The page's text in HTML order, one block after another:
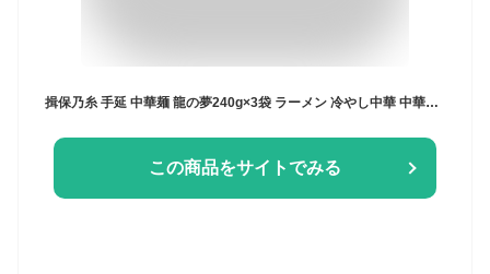
揖保乃糸 手延 中華麺 龍の夢240g×3袋 ラーメン 冷やし中華 中華そば
この商品をサイトでみる